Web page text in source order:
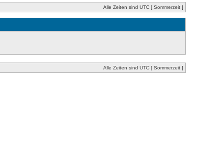
Alle Zeiten sind UTC [ Sommerzeit ]
Alle Zeiten sind UTC [ Sommerzeit ]